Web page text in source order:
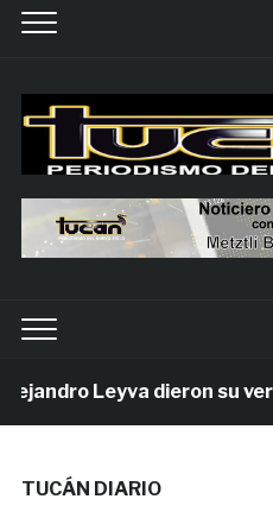
Leyva dieron su
TUCÁN DIARIO